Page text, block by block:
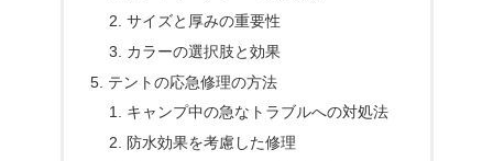
サイズと厚みの重要性
カラーの選択肢と効果
テントの応急修理の方法
キャンプ中の急なトラブルへの対処法
防水効果を考慮した修理